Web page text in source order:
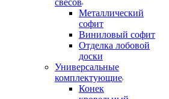
свесов
Металлический
софит
Виниловый софит
Отделка лобовой
доски
Универсальные
комплектующие
Конек